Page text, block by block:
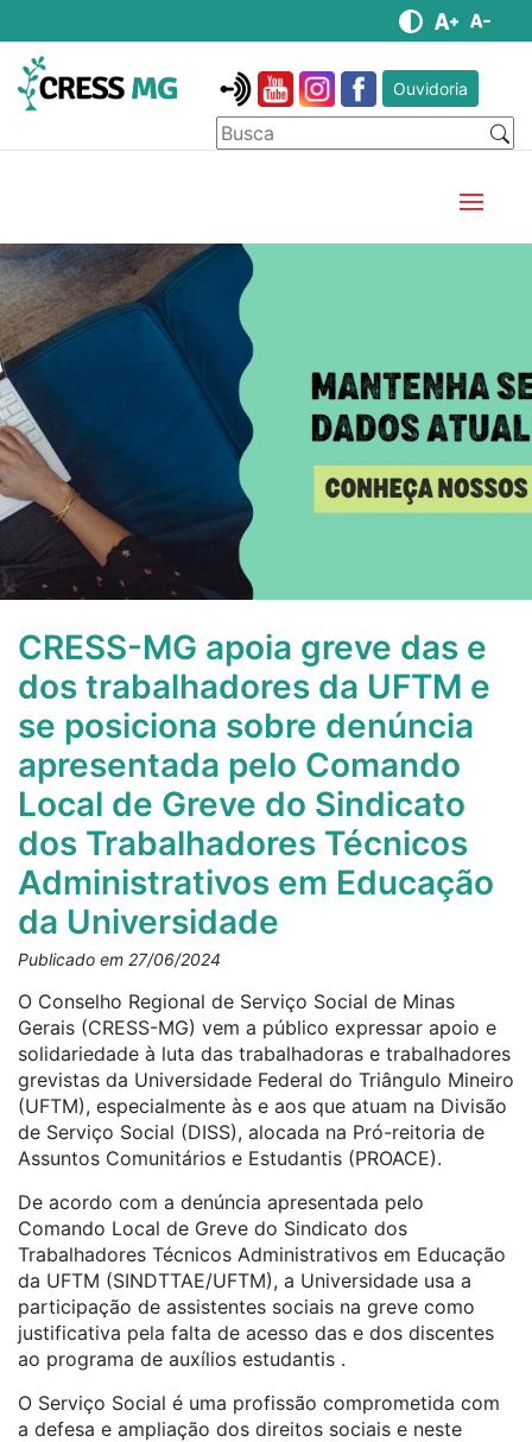
Ouvidoria
CRESS-MG apoia greve das e
dos trabalhadores da UFTM e
se posiciona sobre denúncia
apresentada pelo Comando
Local de Greve do Sindicato
dos Trabalhadores Técnicos
Administrativos em Educação
da Universidade
Publicado em 27/06/2024
O Conselho Regional de Serviço Social de Minas
Gerais (CRESS-MG) vem a público expressar apoio e
solidariedade à luta das trabalhadoras e trabalhadores
grevistas da Universidade Federal do Triângulo Mineiro
(UFTM), especialmente às e aos que atuam na Divisão
de Serviço Social (DISS), alocada na Pró-reitoria de
Assuntos Comunitários e Estudantis (PROACE).
De acordo com a denúncia apresentada pelo
Comando Local de Greve do Sindicato dos
Trabalhadores Técnicos Administrativos em Educação
da UFTM (SINDTTAE/UFTM), a Universidade usa a
participação de assistentes sociais na greve como
justificativa pela falta de acesso das e dos discentes
ao programa de auxílios estudantis .
O Serviço Social é uma profissão comprometida com
a defesa e ampliação dos direitos sociais e neste